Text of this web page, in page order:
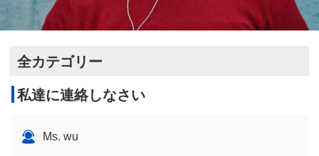
全カテゴリー
私達に連絡しなさい
Ms. wu